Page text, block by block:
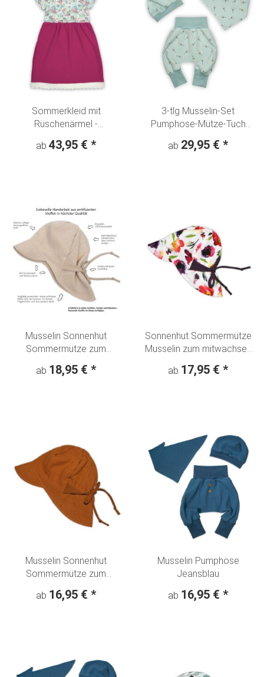
Sommerkleid mit
Rüschenärmel -
hellblau-pink
ab 43,95 € *
3-tlg Musselin-Set
Pumphose-Mütze-Tuch
"Pusteblumen" mint
ab 29,95 € *
Musselin Sonnenhut
Sommermütze zum
ab 18,95 € *
Sonnenhut Sommermütze
Musselin zum mitwachsen
Aquarell weiß
ab 17,95 € *
Musselin Sonnenhut
Sommermütze zum
ab 16,95 € *
Musselin Pumphose
Jeansblau
ab 16,95 € *